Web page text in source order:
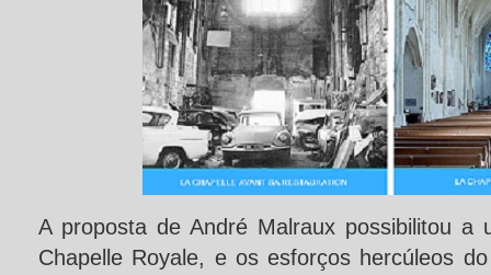
A proposta de André Malraux possibilitou a
Chapelle Royale, e os esforços hercúleos